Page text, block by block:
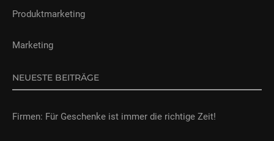
Produktmarketing
Marketing
NEUESTE BEITRÄGE
Firmen: Für Geschenke ist immer die richtige Zeit!